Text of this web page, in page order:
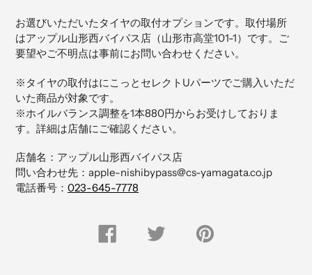
ー
ト
に
商
品
を
追
加
す
る
お選びいただいたタイヤの取付オプションです。取付場所
はアップル山形西バイパス店（山形市高堂101-1）です。ご
要望やご不明点は事前にお問い合わせください。
※タイヤの取付はにこっとセレクトUパーツでご購入いただ
いた商品が対象です。
※ホイルバランス調整を1本880円からお受けしておりま
す。詳細は店舗にご確認ください。
店舗名：アップル山形西バイパス店
問い合わせ先：apple-nishibypass@cs-yamagata.co.jp
電話番号： 023-645-7778
FACEBOOK
で
Twitter
Pinterest
に